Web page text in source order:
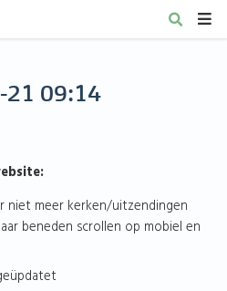
21 09:14
meer kerken/uitzendingen
beneden scrollen op mobiel en